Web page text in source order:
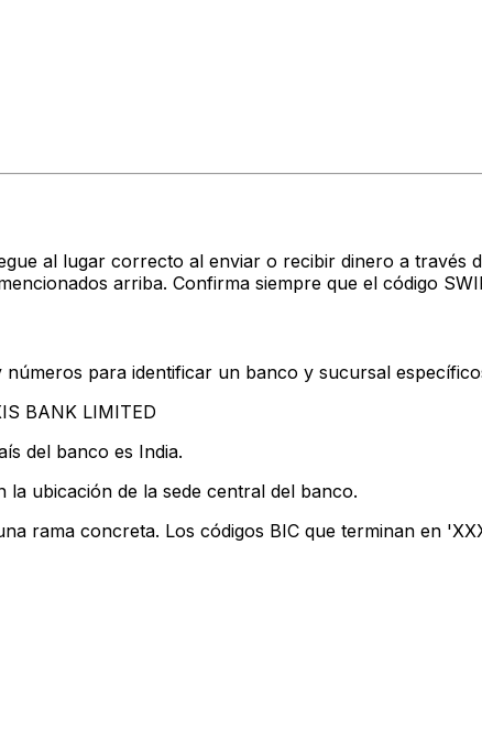
al lugar correcto al enviar o recibir dinero a través
arriba. Confirma siempre que el código
para identificar un banco y sucursal
BANK LIMITED
del banco es India.
la ubicación de la sede central del banco.
rama concreta. Los códigos BIC que terminan en